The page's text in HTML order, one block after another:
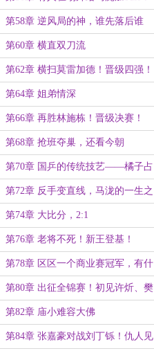
第58章 逆风局的神，谁先落后谁
赢？
第60章 横直双刀流
第62章 横扫莫雷加德！晋级四强！
第64章 姐弟情深
第66章 再胜林施栋！晋级决赛！
第68章 抢班夺巢，还看今朝
第70章 国乒的传统技艺——橘子占
卜术！
第72章 反手变直线，马泷的一生之
敌！
第74章 大比分，2:1
第76章 老将不死！新王登基！
第78章 区区一个商业赛冠军，有什
么好庆祝的
第80章 出征全锦赛！初见许炘、樊
镇东！
第82章 庙小难容大佛
第84章 张嘉豪对战刘丁铄！仇人见